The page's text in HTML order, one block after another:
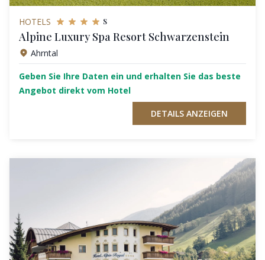
HOTELS s
Alpine Luxury Spa Resort Schwarzenstein
Ahrntal
Geben Sie Ihre Daten ein und erhalten Sie das beste
Angebot direkt vom Hotel
DETAILS ANZEIGEN